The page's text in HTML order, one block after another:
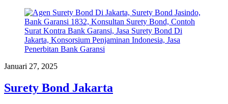
Januari 27, 2025
Surety Bond Jakarta